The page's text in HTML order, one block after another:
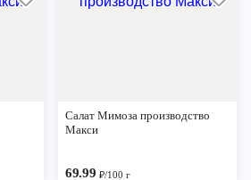
Салат Мимоза производство
Макси
69.99₽/100 г